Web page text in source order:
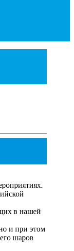
в нашей
и при этом
шаров